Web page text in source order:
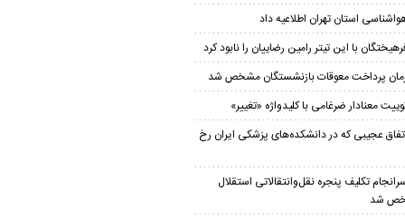
استان تهران اطلاعیه داد
با این تیتر رامین رضاییان را نابود کرد
پرداخت معوقات بازنشستگان مشخص شد
معنادار ضرغامی با کلیدواژه «تغییر»
عجیبی که در دانشکده‌های پزشکی ایران رخ
تکلیف پنجره نقل‌وانتقالاتی استقلال
شد